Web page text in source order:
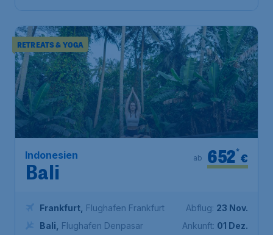
RETREATS & YOGA
Indonesien
Bali
€
652*
ab
Frankfurt Flughafen Frankfurt
Bali
Flughafen Denpasar
Abflug: 23 Nov.
Ankunft: 01 Dez.